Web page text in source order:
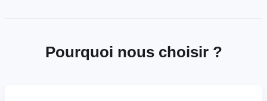
Pourquoi nous choisir ?